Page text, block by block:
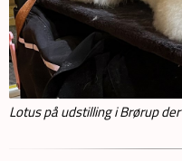
Lotus på udstilling i Brørup